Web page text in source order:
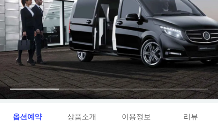
옵션예약 상품소개 이용정보 리뷰